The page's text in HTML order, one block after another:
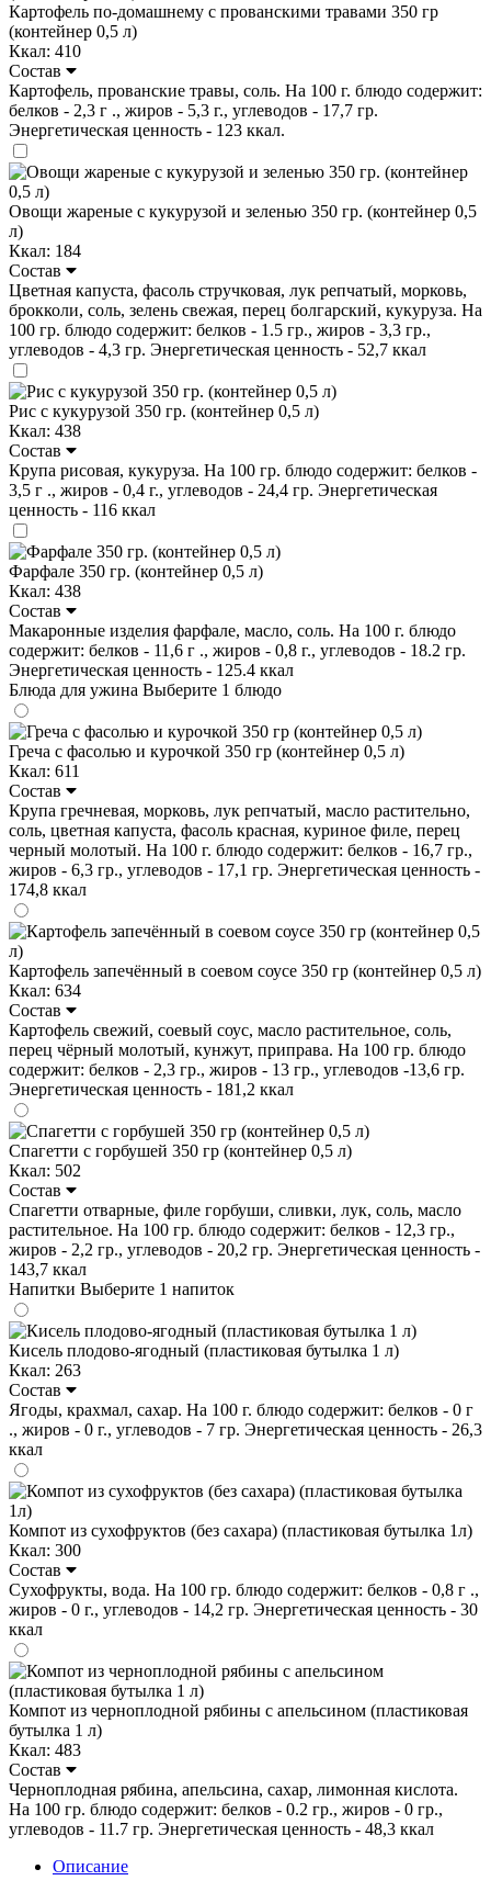
Картофель по-домашнему с прованскими травами 350 гр
(контейнер 0,5 л)
Ккал: 410
Состав
Картофель, прованские травы, соль. На 100 г. блюдо содержит:
белков - 2,3 г ., жиров - 5,3 г., углеводов - 17,7 гр.
Энергетическая ценность - 123 ккал.
Овощи жареные с кукурузой и зеленью 350 гр. (контейнер 0,5
л)
Ккал: 184
Состав
Цветная капуста, фасоль стручковая, лук репчатый, морковь,
брокколи, соль, зелень свежая, перец болгарский, кукуруза. На
100 гр. блюдо содержит: белков - 1.5 гр., жиров - 3,3 гр.,
углеводов - 4,3 гр. Энергетическая ценность - 52,7 ккал
Рис с кукурузой 350 гр. (контейнер 0,5 л)
Ккал: 438
Состав
Крупа рисовая, кукуруза. На 100 гр. блюдо содержит: белков -
3,5 г ., жиров - 0,4 г., углеводов - 24,4 гр. Энергетическая
ценность - 116 ккал
Фарфале 350 гр. (контейнер 0,5 л)
Ккал: 438
Состав
Макаронные изделия фарфале, масло, соль. На 100 г. блюдо
содержит: белков - 11,6 г ., жиров - 0,8 г., углеводов - 18.2 гр.
Энергетическая ценность - 125.4 ккал
Блюда для ужина Выберите 1 блюдо
Греча с фасолью и курочкой 350 гр (контейнер 0,5 л)
Ккал: 611
Состав
Крупа гречневая, морковь, лук репчатый, масло растительно,
соль, цветная капуста, фасоль красная, куриное филе, перец
черный молотый. На 100 г. блюдо содержит: белков - 16,7 гр.,
жиров - 6,3 гр., углеводов - 17,1 гр. Энергетическая ценность -
174,8 ккал
Картофель запечённый в соевом соусе 350 гр (контейнер 0,5 л)
Ккал: 634
Состав
Картофель свежий, соевый соус, масло растительное, соль,
перец чёрный молотый, кунжут, приправа. На 100 гр. блюдо
содержит: белков - 2,3 гр., жиров - 13 гр., углеводов -13,6 гр.
Энергетическая ценность - 181,2 ккал
Спагетти с горбушей 350 гр (контейнер 0,5 л)
Ккал: 502
Состав
Спагетти отварные, филе горбуши, сливки, лук, соль, масло
растительное. На 100 гр. блюдо содержит: белков - 12,3 гр.,
жиров - 2,2 гр., углеводов - 20,2 гр. Энергетическая ценность -
143,7 ккал
Напитки Выберите 1 напиток
Кисель плодово-ягодный (пластиковая бутылка 1 л)
Ккал: 263
Состав
Ягоды, крахмал, сахар. На 100 г. блюдо содержит: белков - 0 г
., жиров - 0 г., углеводов - 7 гр. Энергетическая ценность - 26,3
ккал
Компот из сухофруктов (без сахара) (пластиковая бутылка 1л)
Ккал: 300
Состав
Сухофрукты, вода. На 100 гр. блюдо содержит: белков - 0,8 г .,
жиров - 0 г., углеводов - 14,2 гр. Энергетическая ценность - 30
ккал
Компот из черноплодной рябины с апельсином (пластиковая
бутылка 1 л)
Ккал: 483
Состав
Черноплодная рябина, апельсина, сахар, лимонная кислота.
На 100 гр. блюдо содержит: белков - 0.2 гр., жиров - 0 гр.,
углеводов - 11.7 гр. Энергетическая ценность - 48,3 ккал
Описание